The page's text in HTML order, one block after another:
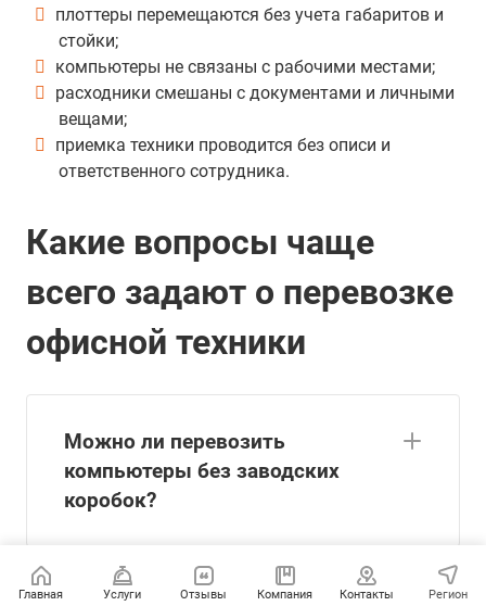
плоттеры перемещаются без учета габаритов и
стойки;
компьютеры не связаны с рабочими местами;
расходники смешаны с документами и личными
вещами;
приемка техники проводится без описи и
ответственного сотрудника.
Какие вопросы чаще
всего задают о перевозке
офисной техники
Можно ли перевозить
компьютеры без заводских
коробок?
Нужно ли вынимать
Главная Услуги Отзывы Компания Контакты Регион